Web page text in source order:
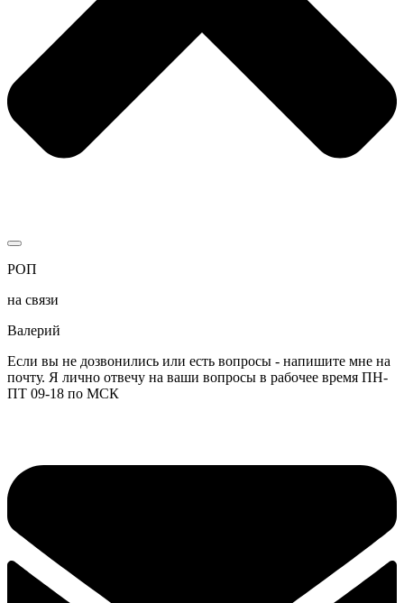
РОП
на связи
Валерий
Если вы не дозвонились или есть вопросы - напишите мне на
почту. Я лично отвечу на ваши вопросы в рабочее время ПН-
ПТ 09-18 по МСК